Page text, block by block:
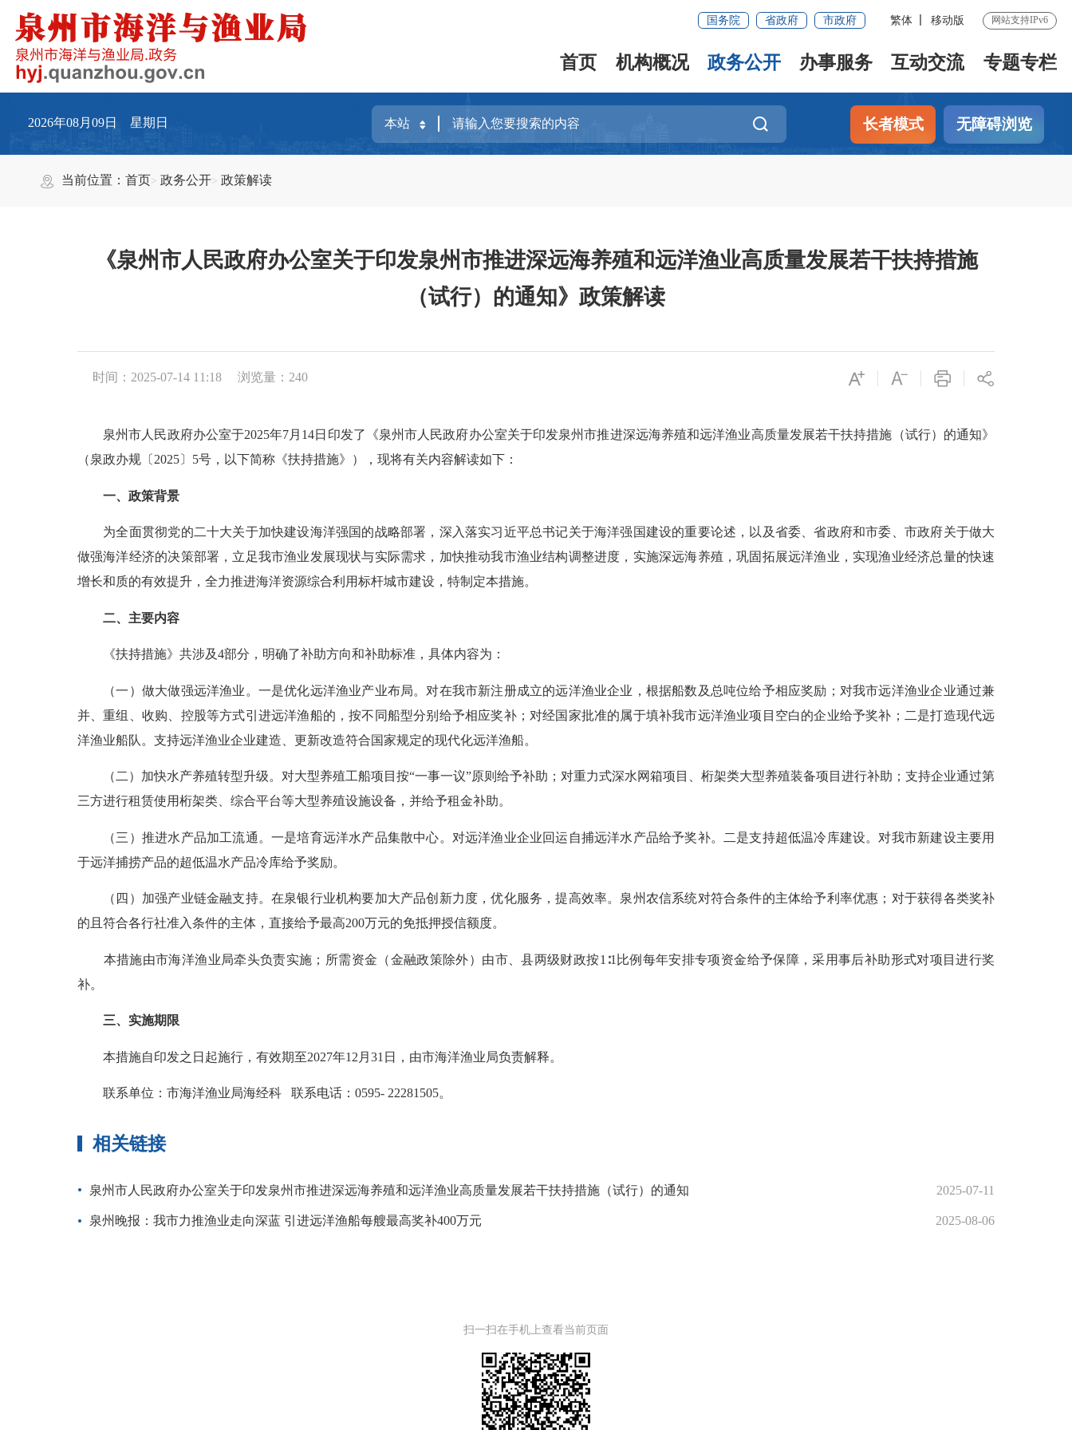
国务院 省政府 市政府 繁体 移动版 网站支持IPv6
首页 机构概况 政务公开 办事服务 互动交流 专题专栏
2026年08月09日 星期日 长者模式 无障碍浏览
当前位置：首页 政务公开 政策解读
《泉州市人民政府办公室关于印发泉州市推进深远海养殖和远洋渔业高质量发展若干扶持措施
（试行）的通知》政策解读
时间：2025-07-14 11:18 浏览量： 240
泉州市人民政府办公室于2025年7月14日印发了《泉州市人民政府办公室关于印发泉州市推进深远海养殖和远洋渔业高质量发展若干扶持措施（试行）的通知》
（泉政办规〔2025〕5号，以下简称《扶持措施》），现将有关内容解读如下：
一、政策背景
为全面贯彻党的二十大关于加快建设海洋强国的战略部署，深入落实习近平总书记关于海洋强国建设的重要论述，以及省委、省政府和市委、市政府关于做大
做强海洋经济的决策部署，立足我市渔业发展现状与实际需求，加快推动我市渔业结构调整进度，实施深远海养殖，巩固拓展远洋渔业，实现渔业经济总量的快速
增长和质的有效提升，全力推进海洋资源综合利用标杆城市建设，特制定本措施。
二、主要内容
《扶持措施》共涉及4部分，明确了补助方向和补助标准，具体内容为：
（一）做大做强远洋渔业。一是优化远洋渔业产业布局。对在我市新注册成立的远洋渔业企业，根据船数及总吨位给予相应奖励；对我市远洋渔业企业通过兼
并、重组、收购、控股等方式引进远洋渔船的，按不同船型分别给予相应奖补；对经国家批准的属于填补我市远洋渔业项目空白的企业给予奖补；二是打造现代远
洋渔业船队。支持远洋渔业企业建造、更新改造符合国家规定的现代化远洋渔船。
（二）加快水产养殖转型升级。对大型养殖工船项目按“一事一议”原则给予补助；对重力式深水网箱项目、桁架类大型养殖装备项目进行补助；支持企业通过第
三方进行租赁使用桁架类、综合平台等大型养殖设施设备，并给予租金补助。
（三）推进水产品加工流通。一是培育远洋水产品集散中心。对远洋渔业企业回运自捕远洋水产品给予奖补。二是支持超低温冷库建设。对我市新建设主要用
于远洋捕捞产品的超低温水产品冷库给予奖励。
（四）加强产业链金融支持。在泉银行业机构要加大产品创新力度，优化服务，提高效率。泉州农信系统对符合条件的主体给予利率优惠；对于获得各类奖补
的且符合各行社准入条件的主体，直接给予最高200万元的免抵押授信额度。
本措施由市海洋渔业局牵头负责实施；所需资金（金融政策除外）由市、县两级财政按1∶1比例每年安排专项资金给予保障，采用事后补助形式对项目进行奖
补。
三、实施期限
本措施自印发之日起施行，有效期至2027年12月31日，由市海洋渔业局负责解释。
联系单位：市海洋渔业局海经科 联系电话：0595- 22281505。
相关链接
泉州市人民政府办公室关于印发泉州市推进深远海养殖和远洋渔业高质量发展若干扶持措施（试行）的通知 2025-07-11
泉州晚报：我市力推渔业走向深蓝 引进远洋渔船每艘最高奖补400万元 2025-08-06
扫一扫在手机上查看当前页面